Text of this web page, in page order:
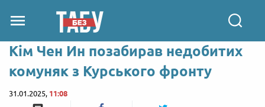
Кім Чен Ин позабирав недобитих
комуняк з Курського фронту
31.01.2025, 11:08